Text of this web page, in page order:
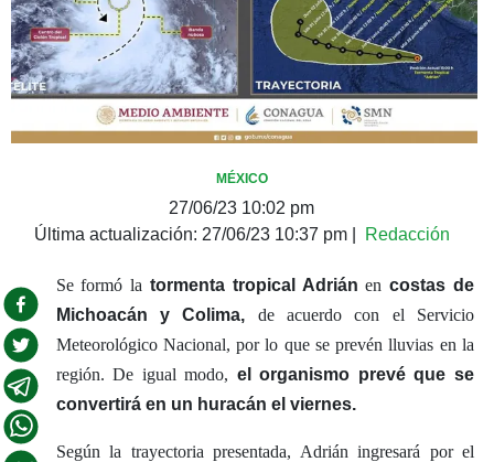
MÉXICO
27/06/23 10:02 pm
Última actualización: 27/06/23 10:37 pm| Redacción
Se formó la tormenta tropical Adrián encostas de
Michoacán y Colima, de acuerdo con el Servicio
Meteorológico Nacional, por lo que se prevén lluvias en la
región. De igual modo, el organismo prevé que se
convertirá en un huracán el viernes.
Según la trayectoria presentada, Adrián ingresará por el